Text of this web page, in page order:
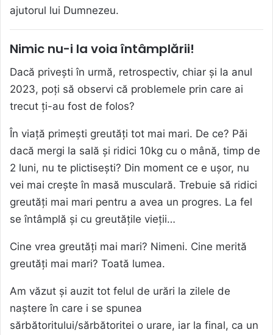
ajutorul lui Dumnezeu.
Nimic nu-i la voia întâmplării!
Dacă privești în urmă, retrospectiv, chiar și la anul
2023, poți să observi că problemele prin care ai
trecut ți-au fost de folos?
În viață primești greutăți tot mai mari. De ce? Păi
dacă mergi la sală și ridici 10kg cu o mână, timp de
2 luni, nu te plictisești? Din moment ce e ușor, nu
vei mai crește în masă musculară. Trebuie să ridici
greutăți mai mari pentru a avea un progres. La fel
se întâmplă și cu greutățile vieții…
Cine vrea greutăți mai mari? Nimeni. Cine merită
greutăți mai mari? Toată lumea.
Am văzut și auzit tot felul de urări la zilele de
naștere în care i se spunea
sărbătoritului/sărbătoritei o urare, iar la final, ca un